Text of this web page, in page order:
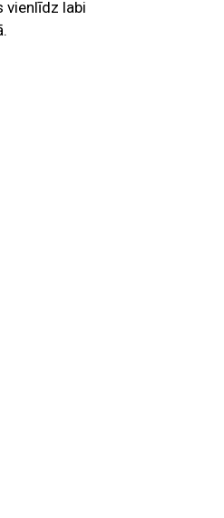
vienlīdz labi